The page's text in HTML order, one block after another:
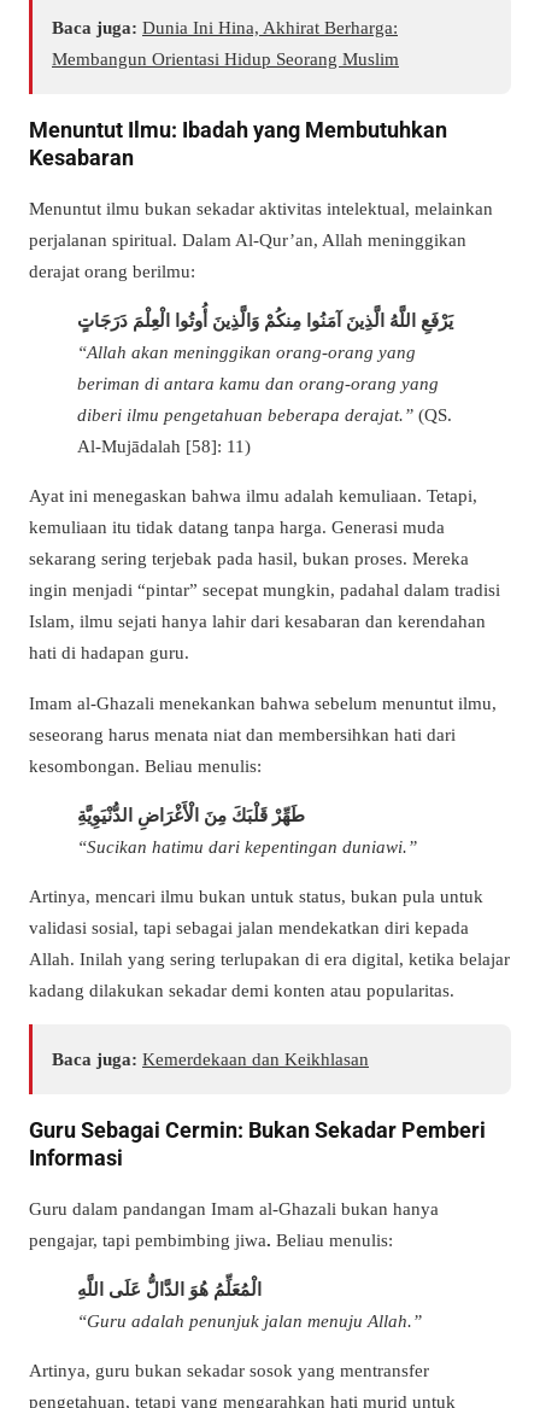
Baca juga: Dunia Ini Hina, Akhirat Berharga:
Membangun Orientasi Hidup Seorang Muslim
Menuntut Ilmu: Ibadah yang Membutuhkan
Kesabaran
Menuntut ilmu bukan sekadar aktivitas intelektual, melainkan
perjalanan spiritual. Dalam Al-Qur’an, Allah meninggikan
derajat orang berilmu:
يَرْفَعِ اللَّهُ الَّذِينَ آمَنُوا مِنكُمْ وَالَّذِينَ أُوتُوا الْعِلْمَ دَرَجَاتٍ
“Allah akan meninggikan orang-orang yang
beriman di antara kamu dan orang-orang yang
diberi ilmu pengetahuan beberapa derajat.” (QS.
Al-Mujādalah [58]: 11)
Ayat ini menegaskan bahwa ilmu adalah kemuliaan. Tetapi,
kemuliaan itu tidak datang tanpa harga. Generasi muda
sekarang sering terjebak pada hasil, bukan proses. Mereka
ingin menjadi “pintar” secepat mungkin, padahal dalam tradisi
Islam, ilmu sejati hanya lahir dari kesabaran dan kerendahan
hati di hadapan guru.
Imam al-Ghazali menekankan bahwa sebelum menuntut ilmu,
seseorang harus menata niat dan membersihkan hati dari
kesombongan. Beliau menulis:
طَهِّرْ قَلْبَكَ مِنَ الْأَغْرَاضِ الدُّنْيَوِيَّةِ
“Sucikan hatimu dari kepentingan duniawi.”
Artinya, mencari ilmu bukan untuk status, bukan pula untuk
validasi sosial, tapi sebagai jalan mendekatkan diri kepada
Allah. Inilah yang sering terlupakan di era digital, ketika belajar
kadang dilakukan sekadar demi konten atau popularitas.
Baca juga: Kemerdekaan dan Keikhlasan
Guru Sebagai Cermin: Bukan Sekadar Pemberi
Informasi
Guru dalam pandangan Imam al-Ghazali bukan hanya
pengajar, tapi pembimbing jiwa. Beliau menulis:
الْمُعَلِّمُ هُوَ الدَّالُّ عَلَى اللَّهِ
“Guru adalah penunjuk jalan menuju Allah.”
Artinya, guru bukan sekadar sosok yang mentransfer
pengetahuan, tetapi yang mengarahkan hati murid untuk